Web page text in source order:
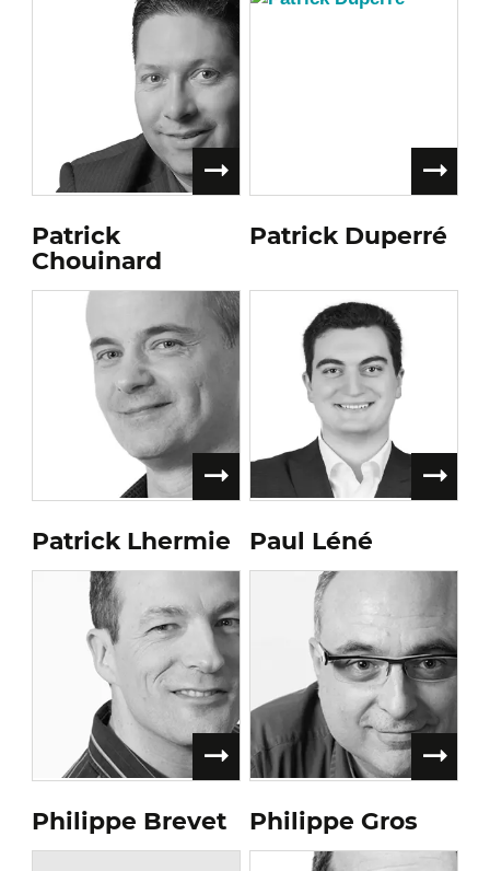
Patrick
Chouinard
Patrick Duperré
Patrick Lhermie Paul Léné
Philippe Brevet Philippe Gros